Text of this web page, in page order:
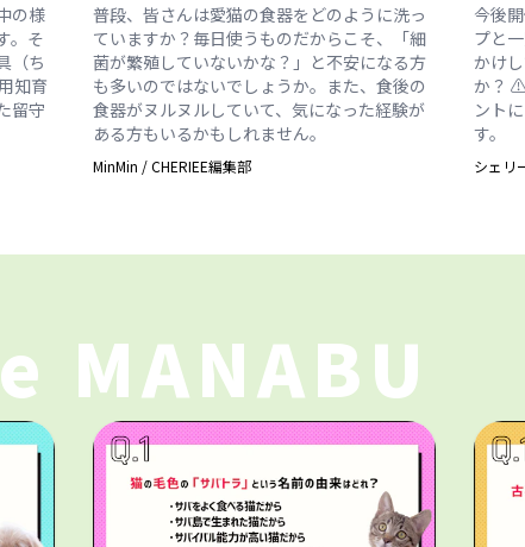
の様
。そ
（ち
知育
留守
普段、皆さんは愛猫の食器をどのように洗っ
ていますか？毎日使うものだからこそ、「細
菌が繁殖していないかな？」と不安になる方
も多いのではないでしょうか。また、食後の
食器がヌルヌルしていて、気になった経験が
ある方もいるかもしれません。
MinMin /CHERIEE編集部
今後
プと
かけ
か？
ント
す。
シェリ
MANABU